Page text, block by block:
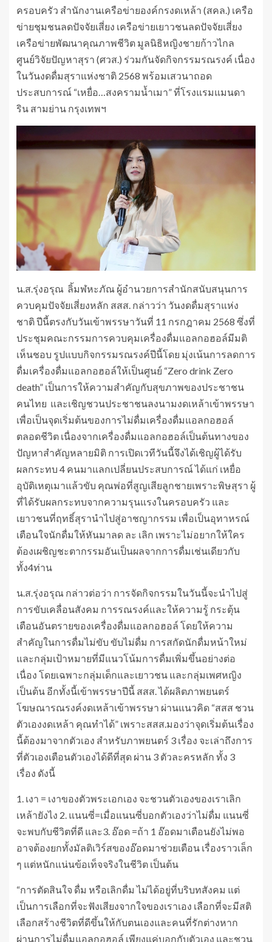
ครอบครัว สำนักงานเครือข่ายองค์กรงดเหล้า (สคล.) เครือ
ข่ายชุมชนลดปัจจัยเสี่ยง เครือข่ายเยาวชนลดปัจจัยเสี่ยง
เครือข่ายพัฒนาคุณภาพชีวิต มูลนิธิหญิงชายก้าวไกล
ศูนย์วิจัยปัญหาสุรา (ศวส.) ร่วมกันจัดกิจกรรมรณรงค์ เนื่อง
ในวันงดดื่มสุราแห่งชาติ 2568 พร้อมเสวนาถอด
ประสบการณ์ “เหยื่อ…สงครามน้ำเมา” ที่โรงแรมแมนดา
ริน สามย่าน กรุงเทพฯ
น.ส.รุ่งอรุณ ลิ้มฬหะภัณ ผู้อำนวยการสำนักสนับสนุนการ
ควบคุมปัจจัยเสี่ยงหลัก สสส. กล่าวว่า วันงดดื่มสุราแห่ง
ชาติ ปีนี้ตรงกับวันเข้าพรรษาวันที่ 11 กรกฎาคม 2568 ซึ่งที่
ประชุมคณะกรรมการควบคุมเครื่องดื่มแอลกอฮอล์มีมติ
เห็นชอบ รูปแบบกิจกรรมรณรงค์ปีนี้โดย มุ่งเน้นการลดการ
ดื่มเครื่องดื่มแอลกอฮอล์ให้เป็นศูนย์ “Zero drink Zero
death” เป็นการให้ความสำคัญกับสุขภาพของประชาชน
คนไทย และเชิญชวนประชาชนลงนามงดเหล้าเข้าพรรษา
เพื่อเป็นจุดเริ่มต้นของการไม่ดื่มเครื่องดื่มแอลกอฮอล์
ตลอดชีวิต เนื่องจากเครื่องดื่มแอลกอฮอล์เป็นต้นทางของ
ปัญหาสำคัญหลายมิติ การเปิดเวทีวันนี้จึงได้เชิญผู้ได้รับ
ผลกระทบ 4 คนมาแลกเปลี่ยนประสบการณ์ ได้แก่ เหยื่อ
อุบัติเหตุเมาแล้วขับ คุณพ่อที่สูญเสียลูกชายเพราะพิษสุรา ผู้
ที่ได้รับผลกระทบจากความรุนแรงในครอบครัว และ
เยาวชนที่ฤทธิ์สุรานำไปสู่อาชญากรรม เพื่อเป็นอุทาหรณ์
เตือนใจนักดื่มให้หันมาลด ละ เลิก เพราะไม่อยากให้ใคร
ต้องเผชิญชะตากรรมอันเป็นผลจากการดื่มเช่นเดียวกับ
ทั้ง4ท่าน
น.ส.รุ่งอรุณ กล่าวต่อว่า การจัดกิจกรรมในวันนี้จะนำไปสู่
การขับเคลื่อนสังคม การรณรงค์และให้ความรู้ กระตุ้น
เตือนอันตรายของเครื่องดื่มแอลกอฮอล์ โดยให้ความ
สำคัญในการดื่มไม่ขับ ขับไม่ดื่ม การสกัดนักดื่มหน้าใหม่
และกลุ่มเป้าหมายที่มีแนวโน้มการดื่มเพิ่มขึ้นอย่างต่อ
เนื่อง โดยเฉพาะกลุ่มเด็กและเยาวชน และกลุ่มเพศหญิง
เป็นต้น อีกทั้งนี้เข้าพรรษาปีนี้ สสส. ได้ผลิตภาพยนตร์
โฆษณารณรงค์งดเหล้าเข้าพรรษา ผ่านแนวคิด “สสส ชวน
ตัวเองงดเหล้า คุณทำได้” เพราะสสส.มองว่าจุดเริ่มต้นเรื่อง
นี้ต้องมาจากตัวเอง สำหรับภาพยนตร์ 3 เรื่อง จะเล่าถึงการ
ที่ตัวเองเตือนตัวเองได้ดีที่สุด ผ่าน 3 ตัวละครหลัก ทั้ง 3
เรื่อง ดังนี้
1. เงา = เงาของตัวพระเอกเอง จะชวนตัวเองของเราเลิก
เหล้ายังไง 2. แนนซี่=เมื่อแนนซี่บอกตัวเองว่าไม่ดื่ม แนนซี่
จะพบกับชีวิตที่ดี และ3. อ๊อด =ถ้า 1 อ๊อดมาเตือนยังไม่พอ
อาจต้องยกทั้งมัลติเวิร์สของอ๊อดมาช่วยเตือน เรื่องราวเล็ก
ๆ แต่หนักแน่นข้อเท็จจริงในชีวิต เป็นต้น
“การตัดสินใจ ดื่ม หรือเลิกดื่ม ไม่ได้อยู่ที่บริบทสังคม แต่
เป็นการเลือกที่จะฟังเสียงจากใจของเราเอง เลือกที่จะมีสติ
เลือกสร้างชีวิตที่ดีขึ้นให้กับตนเองและคนที่รักต่างหาก
ผ่านการไม่ดื่มแอลกอฮอล์ เพียงแค่บอกกับตัวเอง และชวน